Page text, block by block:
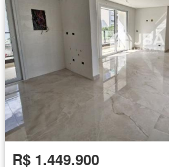
R$ 1.449.900